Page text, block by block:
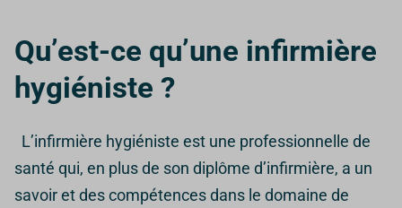
Qu’est-ce qu’une infirmière
hygiéniste ?
L’infirmière hygiéniste est une professionnelle de
santé qui, en plus de son diplôme d’infirmière, a un
savoir et des compétences dans le domaine de